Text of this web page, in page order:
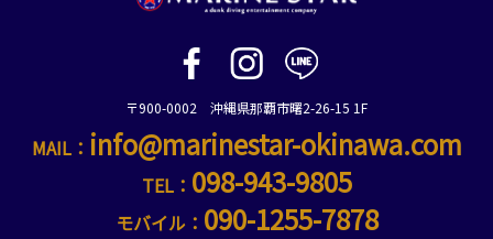
〒900-0002 沖縄県那覇市曙2-26-15 1F
MAIL： info@marinestar-okinawa.com
TEL： 098-943-9805
モバイル： 090-1255-7878